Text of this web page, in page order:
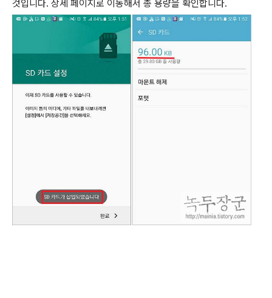
것입니다. 상세 페이지로 이동해서 총 용량을 확인합니다.